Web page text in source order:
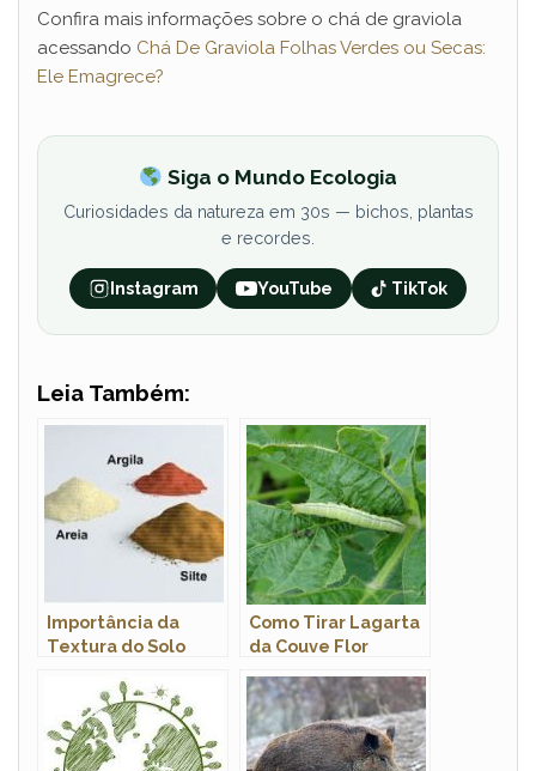
Confira mais informações sobre o chá de graviola
acessando Chá De Graviola Folhas Verdes ou Secas:
Ele Emagrece?
Siga o Mundo Ecologia
Curiosidades da natureza em 30s — bichos, plantas
e recordes.
Instagram YouTube TikTok
Leia Também:
Importância da
Textura do Solo
Como Tirar Lagarta
da Couve Flor